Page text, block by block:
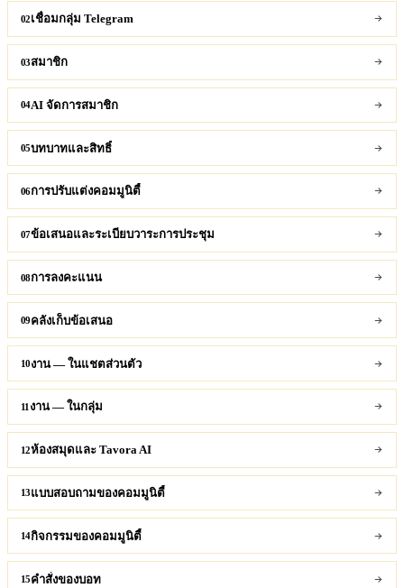
02เชื่อมกลุ่ม Telegram
03สมาชิก
04AI จัดการสมาชิก
05บทบาทและสิทธิ์
06การปรับแต่งคอมมูนิตี้
07ข้อเสนอและระเบียบวาระการประชุม
08การลงคะแนน
09คลังเก็บข้อเสนอ
10งาน — ในแชตส่วนตัว
11 งาน — ในกลุ่ม
12ห้องสมุดและ Tavora AI
13แบบสอบถามของคอมมูนิตี้
14กิจกรรมของคอมมูนิตี้
15คำสั่งของบอท